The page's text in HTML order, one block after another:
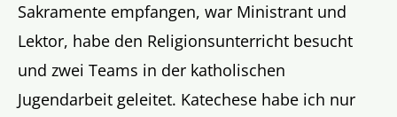
Sakramente empfangen, war Ministrant und
Lektor, habe den Religionsunterricht besucht
und zwei Teams in der katholischen
Jugendarbeit geleitet. Katechese habe ich nur